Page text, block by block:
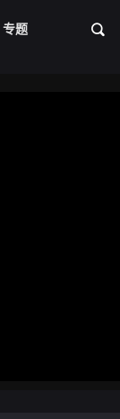
短剧大全 资
专题